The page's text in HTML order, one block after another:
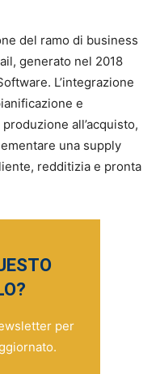
del ramo di business
generato nel 2018
L’integrazione
e
all’acquisto,
una supply
redditizia e pronta
per